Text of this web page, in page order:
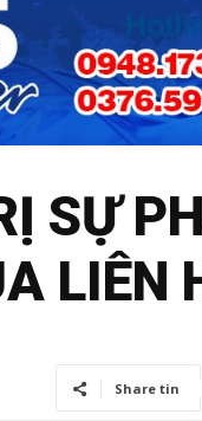
SỰ
LIÊN
Share tin